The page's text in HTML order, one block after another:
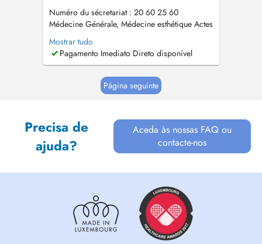
Numéro du sécretariat : 20 60 25 60
Médecine Générale, Médecine esthétique Actes
de médecine esthétique proposés: - injection
de toxine botulique (« Botox ») - injection
dacide hyaluronique (prochainement) -
Le cabinet se situe au 1er éta...
Mostrar tudo
Pagamento Imediato Direto disponível
Página seguinte
Precisa de
ajuda?
Aceda às nossas FAQ ou
contacte-nos